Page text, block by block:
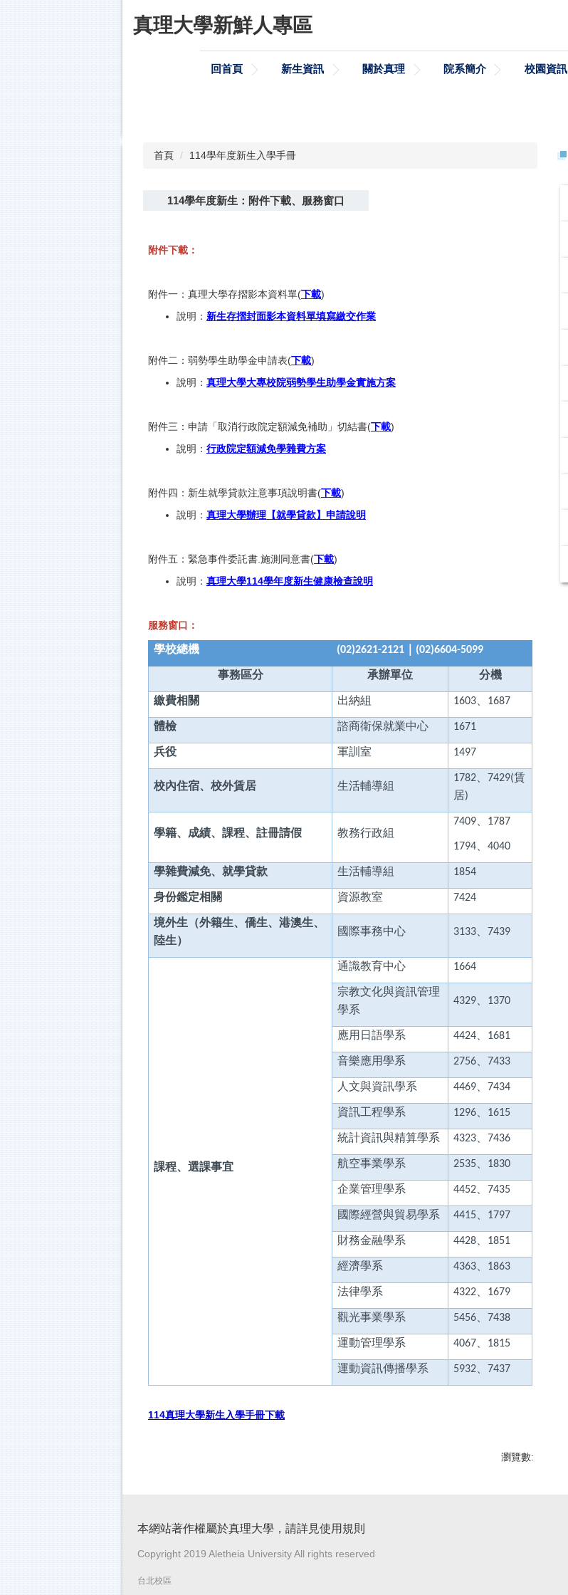
真理大學新鮮人專區
回首頁 新生資訊 關於真理 院系簡介 校園資訊
首頁 114學年度新生入學手冊
114學年度新生：附件下載、服務窗口
附件下載：
附件一：真理大學存摺影本資料單(下載)
說明： 新生存摺封面影本資料單填寫繳交作業
附件二：弱勢學生助學金申請表(下載)
說明： 真理大學大專校院弱勢學生助學金實施方案
附件三：申請「取消行政院定額減免補助」切結書(下載)
說明： 行政院定額減免學雜費方案
附件四：新生就學貸款注意事項說明書(下載)
說明： 真理大學辦理【就學貸款】申請說明
附件五：緊急事件委託書.施測同意書(下載)
說明： 真理大學114學年度新生健康檢查說明
服務窗口：
學校總機 (02)2621-2121 (02)6604-5099
事務區分 承辦單位 分機
繳費相關 出納組 1603、 1687
體檢 諮商衛保就業中心 1671
兵役 軍訓室 1497
校內住宿、校外賃居 生活輔導組
1782、 7429(賃
居)
學籍、成績、課程、註冊請假 教務行政組
7409、 1787
1794、 4040
學雜費減免、就學貸款 生活輔導組 1854
身份鑑定相關 資源教室 7424
境外生（外籍生、僑生、港澳生、
陸生）
國際事務中心 3133、 7439
課程、選課事宜
通識教育中心 1664
宗教文化與資訊管理
學系
4329、 1370
應用日語學系 4424、 1681
音樂應用學系 2756、 7433
人文與資訊學系 4469、 7434
資訊工程學系 1296、 1615
統計資訊與精算學系 4323、 7436
航空事業學系 2535、 1830
企業管理學系 4452、 7435
國際經營與貿易學系 4415、 1797
財務金融學系 4428、 1851
經濟學系 4363、 1863
法律學系 4322、 1679
觀光事業學系 5456、 7438
運動管理學系 4067、 1815
運動資訊傳播學系 5932、 7437
114真理大學新生入學手冊下載
瀏覽數:
本網站著作權屬於真理大學，請詳見使用規則
Copyright 2019 Aletheia University All rights reserved
台北校區